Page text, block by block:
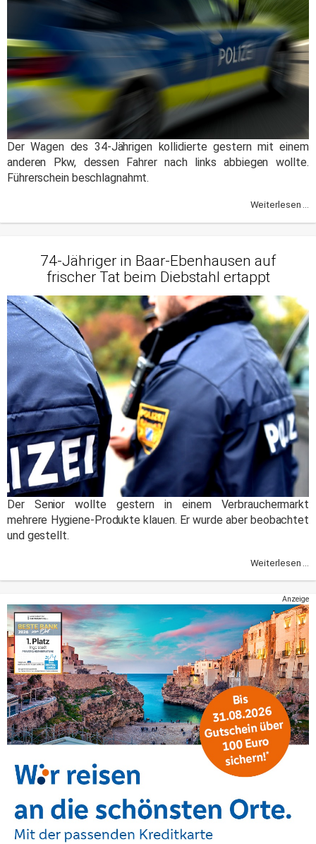
Der Wagen des 34-Jährigen kollidierte gestern mit einem
anderen Pkw, dessen Fahrer nach links abbiegen wollte.
Führerschein beschlagnahmt.
Weiterlesen ...
74-Jähriger in Baar-Ebenhausen auf
frischer Tat beim Diebstahl ertappt
Der Senior wollte gestern in einem Verbrauchermarkt
mehrere Hygiene-Produkte klauen. Er wurde aber beobachtet
und gestellt.
Weiterlesen ...
Anzeige